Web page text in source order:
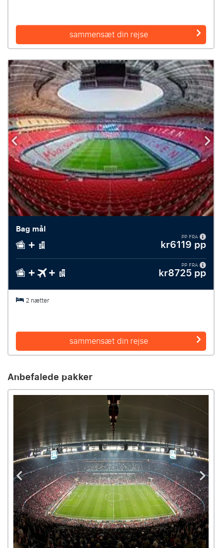
sammensæt din rejse
Bag mål
PP FRA
kr6119 pp
PP FRA
kr8725 pp
2 nætter
sammensæt din rejse
Anbefalede pakker